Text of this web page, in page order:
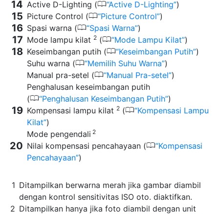
Active D-Lighting (0 Active D-Lighting )
Picture Control (0 Picture Control )
Spasi warna (0 Spasi Warna )
Mode lampu kilat 2 (0 Mode Lampu Kilat )
Keseimbangan putih (0 Keseimbangan Putih )
Suhu warna (0 Memilih Suhu Warna )
Manual pra-setel (0 Manual Pra-setel )
Penghalusan keseimbangan putih
(0 Penghalusan Keseimbangan Putih )
Kompensasi lampu kilat 2 (0 Kompensasi Lampu
Kilat )
Mode pengendali 2
Nilai kompensasi pencahayaan (0 Kompensasi
Pencahayaan )
Ditampilkan berwarna merah jika gambar diambil
dengan kontrol sensitivitas ISO oto. diaktifkan.
Ditampilkan hanya jika foto diambil dengan unit